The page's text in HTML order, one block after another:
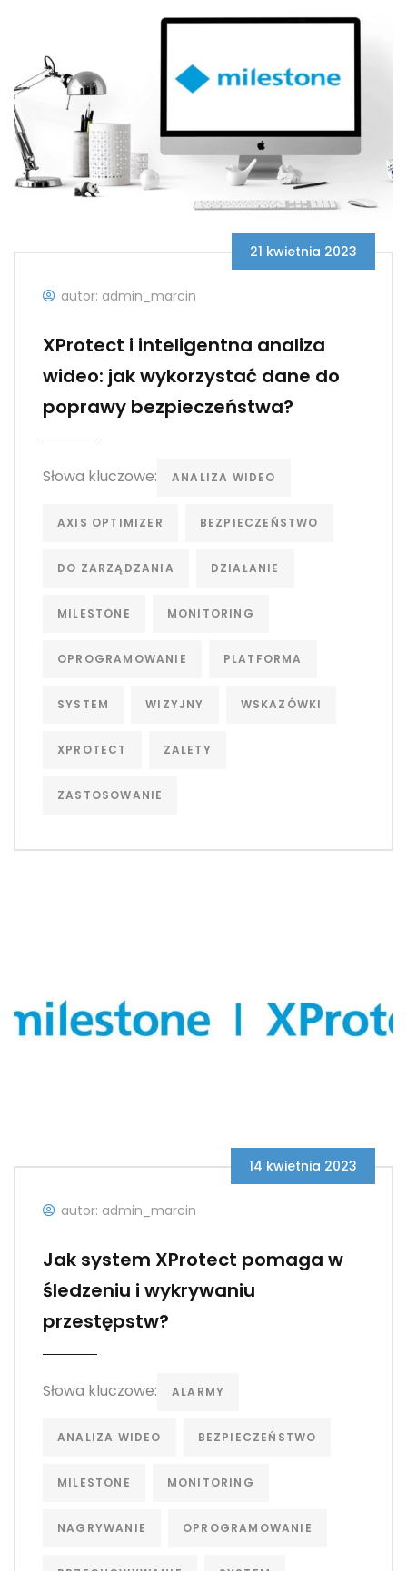
21 kwietnia 2023
autor: admin_marcin
XProtect i inteligentna analiza
wideo: jak wykorzystać dane do
poprawy bezpieczeństwa?
Słowa kluczowe: ANALIZA WIDEO
AXIS OPTIMIZER BEZPIECZEŃSTWO
DO ZARZĄDZANIA DZIAŁANIE
MILESTONE MONITORING
OPROGRAMOWANIE PLATFORMA
SYSTEM WIZYJNY WSKAZÓWKI
XPROTECT ZALETY
ZASTOSOWANIE
14 kwietnia 2023
autor: admin_marcin
Jak system XProtect pomaga w
śledzeniu i wykrywaniu
przestępstw?
Słowa kluczowe: ALARMY
ANALIZA WIDEO BEZPIECZEŃSTWO
MILESTONE MONITORING
NAGRYWANIE OPROGRAMOWANIE